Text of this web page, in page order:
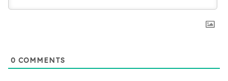
0 COMMENTS